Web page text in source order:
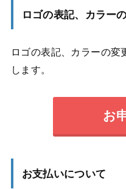
ロゴの表記、カラー
ロゴの表記、カラーの変
します。
お
お支払いについて